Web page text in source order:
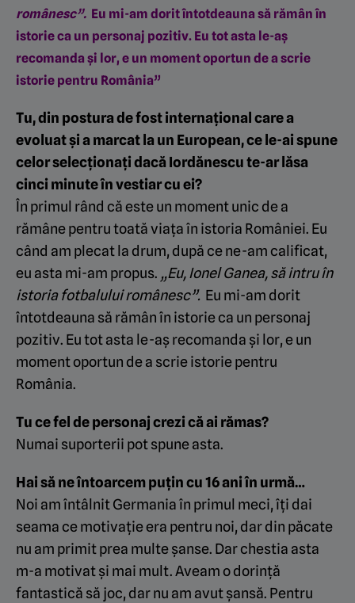
românesc”. Eu mi-am dorit întotdeauna să rămân în
istorie ca un personaj pozitiv. Eu tot asta le-aș
recomanda și lor, e un moment oportun de a scrie
istorie pentru România”
Tu, din postura de fost internațional care a
evoluat și a marcat la un European, ce le-ai spune
celor selecționați dacă Iordănescu te-ar lăsa
cinci minute în vestiar cu ei?
În primul rând că este un moment unic de a
rămâne pentru toată viața în istoria României. Eu
când am plecat la drum, după ce ne-am calificat,
eu asta mi-am propus. „Eu, Ionel Ganea, să intru în
istoria fotbalului românesc”. Eu mi-am dorit
întotdeauna să rămân în istorie ca un personaj
pozitiv. Eu tot asta le-aș recomanda și lor, e un
moment oportun de a scrie istorie pentru
România.
Tu ce fel de personaj crezi că ai rămas?
Numai suporterii pot spune asta.
Hai să ne întoarcem puțin cu 16 ani în urmă…
Noi am întâlnit Germania în primul meci, îți dai
seama ce motivație era pentru noi, dar din păcate
nu am primit prea multe șanse. Dar chestia asta
m-a motivat și mai mult. Aveam o dorință
fantastică să joc, dar nu am avut șansă. Pentru